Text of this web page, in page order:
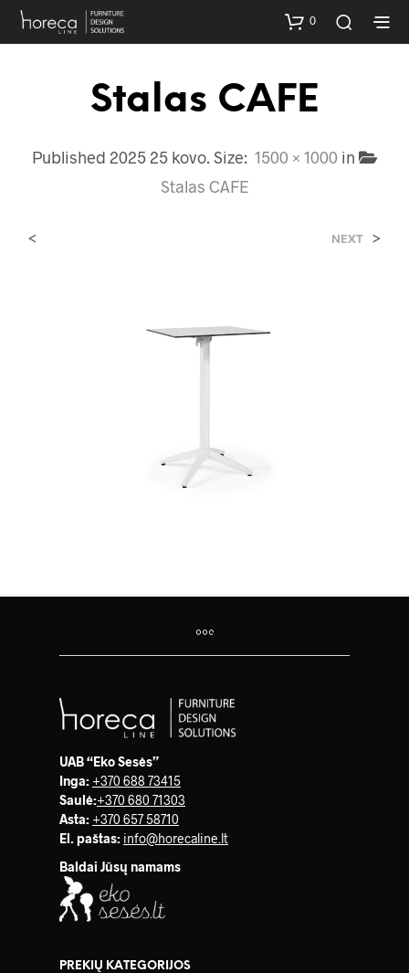
0
Stalas CAFE
Published 2025 25 kovo. Size: 1500 × 1000 in
Stalas CAFE
< NEXT >
UAB “Eko Sesės”
Inga: +370 688 73415
Saulė:+370 680 71303
Asta: +370 657 58710
El. paštas: info@horecaline.lt
Baldai Jūsų namams
PREKIŲ KATEGORIJOS